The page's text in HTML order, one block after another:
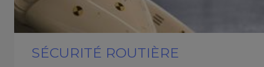
SÉCURITÉ ROUTIÈRE